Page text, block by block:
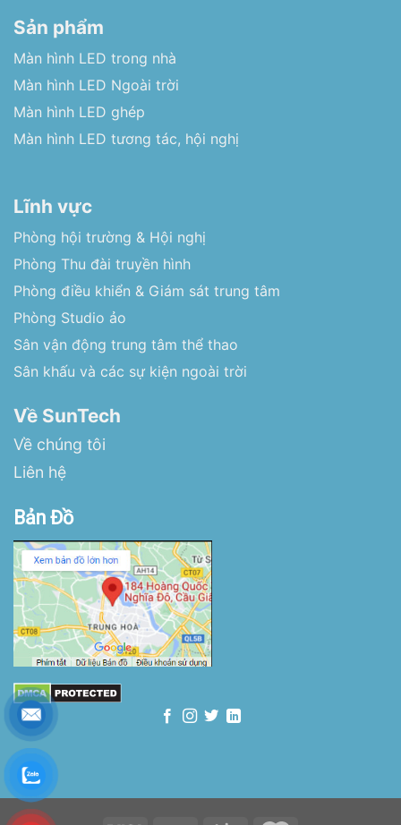
Sản phẩm
Màn hình LED trong nhà
Màn hình LED Ngoài trời
Màn hình LED ghép
Màn hình LED tương tác, hội nghị
Lĩnh vực
Phòng hội trường & Hội nghị
Phòng Thu đài truyền hình
Phòng điều khiển & Giám sát trung tâm
Phòng Studio ảo
Sân vận động trung tâm thể thao
Sân khấu và các sự kiện ngoài trời
Về SunTech
Về chúng tôi
Liên hệ
Bản Đồ